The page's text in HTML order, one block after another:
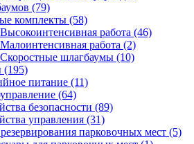
(79)
комплекты (58)
Высокоинтенсивная работа (46)
Малоинтенсивная работа (2)
Скоростные шлагбаумы (10)
(195)
питание (11)
(64)
безопасности (89)
управления (31)
парковочных мест (5)